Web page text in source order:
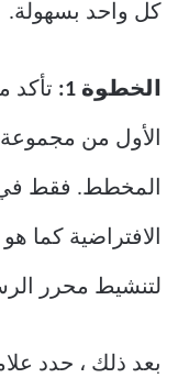
كل واحد بسهولة.
الخطوة 1: تأكد
الأول من مجموعة
المخطط. فقط في
الافتراضية كما
لتنشيط محرر
بعد ذلك ، حدد